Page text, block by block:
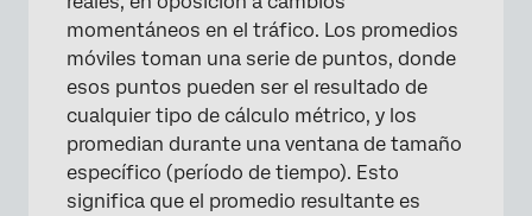
×
momentáneos en el tráfico. Los promedios
móviles toman una serie de puntos, donde
esos puntos pueden ser el resultado de
cualquier tipo de cálculo métrico, y los
promedian durante una ventana de tamaño
específico (período de tiempo). Esto
significa que el promedio resultante es